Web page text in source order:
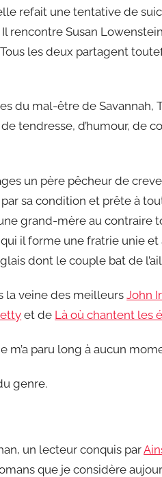
refait une tentative de
rencontre Susan
les deux partagent
du mal-être de Savannah,
tendresse, d’humour, de
un père pêcheur de
sa condition et prête à
grand-mère au contraire
il forme une fratrie unie et
dont le couple bat de
la veine des meilleursJohn
et de Là où chantent les
m’a paru long à aucun
genre.
un lecteur conquis par
que je considère